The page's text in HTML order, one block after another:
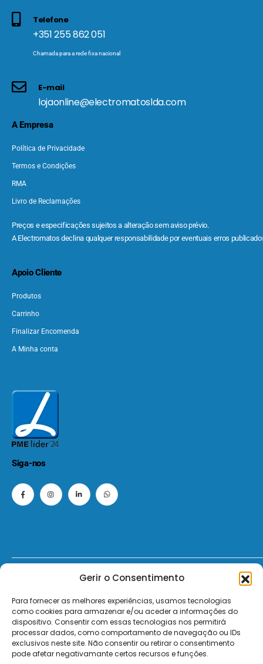
Gerir o Consentimento
Para fornecer as melhores experiências, usamos tecnologias
como cookies para armazenar e/ou aceder a informações do
dispositivo. Consentir com essas tecnologias nos permitirá
processar dados, como comportamento de navegação ou IDs
exclusivos neste site. Não consentir ou retirar o consentimento
pode afetar negativamante certos recursos e funções.
Telefone
+351 255 862 051
Chamada para a rede fixa nacional
E-mail
lojaonline@electromatoslda.com
A Empresa
Política de Privacidade
Termos e Condições
RMA
Livro de Reclamações
Preços e especificações sujeitos a alteração sem aviso prévio.
A Electromatos declina qualquer responsabilidade por eventuais erros
Apoio Cliente
Produtos
Carrinho
Finalizar Encomenda
A Minha conta
Siga-nos
© 2026 - ElectroMatos - Todos os direitos reservados.
Site by VC.
Pagamentos Seguros MB | MB WAY | Transferência Bancária | Payshop | Visa | Mastercard | Visa